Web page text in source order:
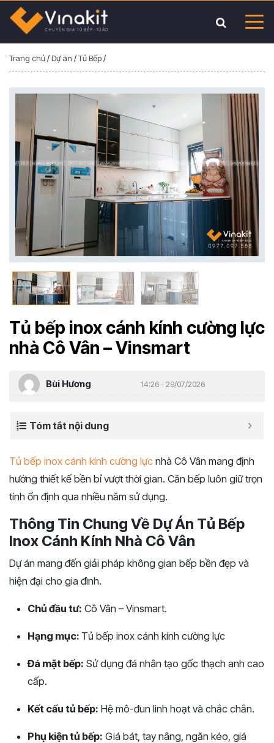
Trang chủ/Dự án /Tủ Bếp/
Tủ bếp inox cánh kính cường lực
nhà Cô Vân – Vinsmart
Bùi Hương 14:26 - 29/07/2026
Tóm tắt nội dung
Tủ bếp inox cánh kính cường lực nhà Cô Vân mang định
hướng thiết kế bền bỉ vượt thời gian. Căn bếp luôn giữ trọn
tính ổn định qua nhiều năm sử dụng.
Thông Tin Chung Về Dự Án Tủ Bếp
Inox Cánh Kính Nhà Cô Vân
Dự án mang đến giải pháp không gian bếp bền đẹp và
hiện đại cho gia đình.
Chủ đầu tư: Cô Vân – Vinsmart.
Hạng mục: Tủ bếp inox cánh kính cường lực
Đá mặt bếp: Sử dụng đá nhân tạo gốc thạch anh cao
cấp.
Kết cấu tủ bếp: Hệ mô-đun linh hoạt và chắc chắn.
Phụ kiện tủ bếp: Giá bát, tay nâng, ngăn kéo, giá